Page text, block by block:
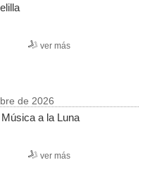
ver más
de 2026
a la Luna
ver más